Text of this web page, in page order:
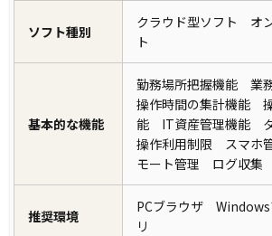
ソフト種別
クラウド型ソフト オ
ト
基本的な機能
勤務場所把握機能 業
操作時間の集計機能
能 IT資産管理機能
操作利用制限 スマ
モート管理 ログ収集
推奨環境
PCブラウザ
リ